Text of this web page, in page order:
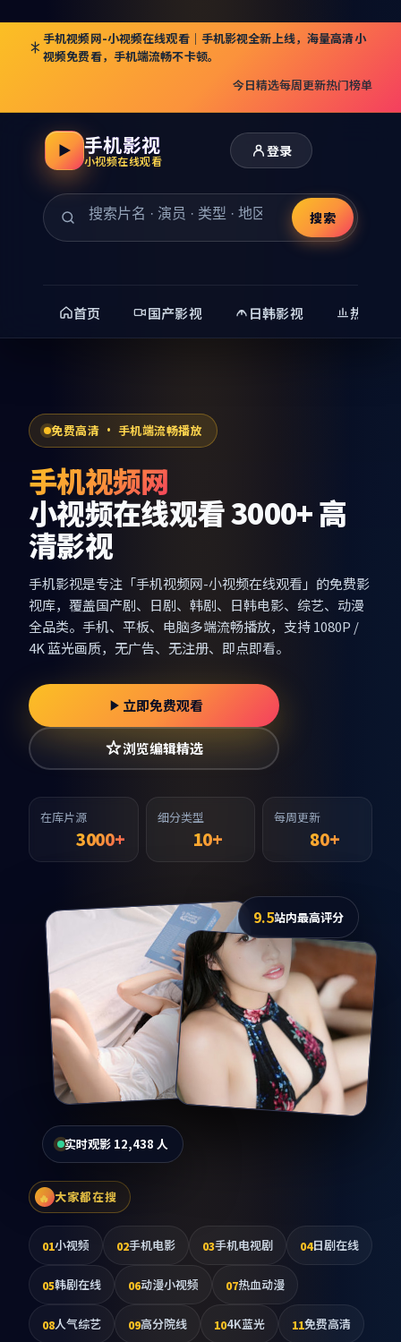
手机视频网-小视频在线观看｜手机影视全新上线，海量高清小
视频免费看，手机端流畅不卡顿。
今日精选每周更新热门榜单
手机影视
小视频在线观看
搜索
登录
首页 国产影视 日韩影视 热门精
免费高清 · 手机端流畅播放
手机视频网
小视频在线观看 3000+ 高
清影视
手机影视是专注「手机视频网-小视频在线观看 」的免费影
视库，覆盖国产剧、日剧、韩剧、日韩电影、综艺、动漫
全品类。手机、平板、电脑多端流畅播放，支持 1080P /
4K 蓝光画质，无广告、无注册、即点即看。
立即免费观看
浏览编辑精选
在库片源
3000+
细分类型
10+
每周更新
80+
9.5站内最高评分
实时观影 12,438 人
大家都在搜
01小视频 02手机电影 03手机电视剧 04日剧在线
05韩剧在线 06动漫小视频 07热血动漫
08人气综艺 09高分院线 104K蓝光 11免费高清